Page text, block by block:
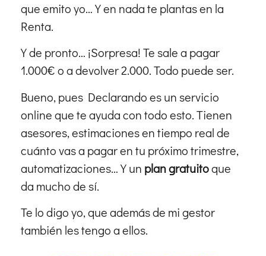
que emito yo… Y en nada te plantas en la
Renta.
Y de pronto… ¡Sorpresa! Te sale a pagar
1.000€ o a devolver 2.000. Todo puede ser.
Bueno, pues Declarando es un servicio
online que te ayuda con todo esto. Tienen
asesores, estimaciones en tiempo real de
cuánto vas a pagar en tu próximo trimestre,
automatizaciones… Y un plan gratuitoque
da mucho de sí.
Te lo digo yo, que además de mi gestor
también les tengo a ellos.